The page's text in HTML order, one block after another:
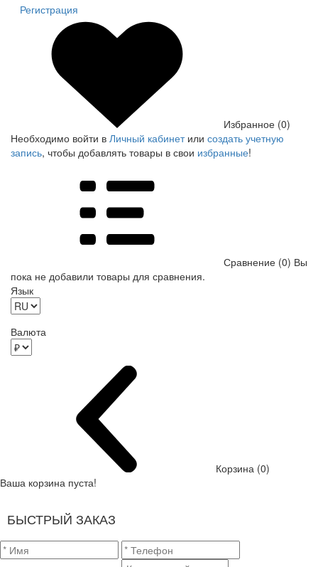
Регистрация
Избранное (0)
Необходимо войти в Личный кабинетили создать учетную
запись, чтобы добавлять товары в свои избранные!
Сравнение (0) Вы
пока не добавили товары для сравнения.
Язык
Валюта
Корзина (0)
Ваша корзина пуста!
БЫСТРЫЙ ЗАКАЗ